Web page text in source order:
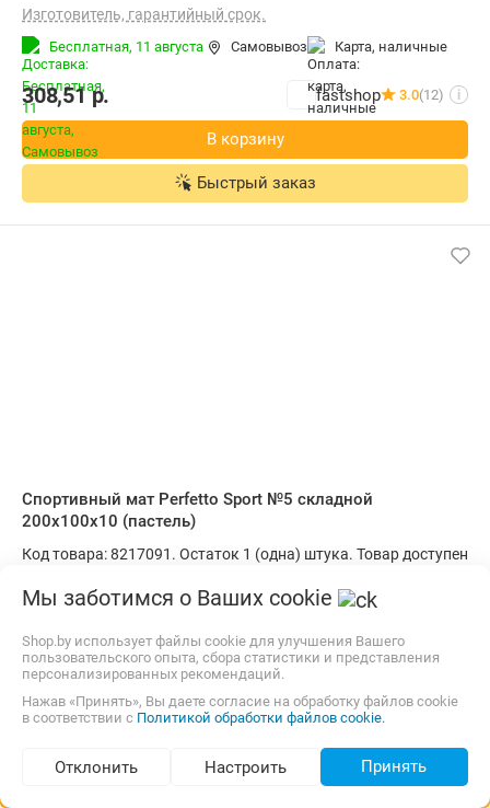
Подбор по параметрам (35)
Изготовитель, гарантийный срок.
Бесплатная, 11 августа Самовывоз карта, наличные
308,51р. fastshop 3.0(12) i
В корзину
Быстрый заказ
Cпортивный мат Perfetto Sport №5 складной
200x100x10 (пастель)
Код товара: 8217091. Остаток 1 (одна) штука. Товар доступен
Минску и РБ. Самовывоз (площадь Бангалор). О товаре:
Изготовитель, гарантийный срок.
Бесплатная, 11 августа Самовывоз
В корзину
Мы заботимся о Ваших cookie
Shop.by использует файлы cookie для улучшения Вашего
пользовательского опыта, сбора статистики и представления
персонализированных рекомендаций.
Нажав «Принять», Вы даете согласие на обработку файлов cookie
в соответствии с Политикой обработки файлов cookie.
Отклонить Настроить Принять